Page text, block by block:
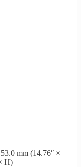
mm (14.76″ ×
H)